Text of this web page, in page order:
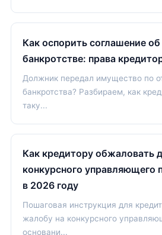
Как оспорить соглашение
банкротстве: права
Должник передал имущество по
банкротства? Разбираем, как
таку...
Как кредитору обжаловать
конкурсного управляющего
в 2026 году
Пошаговая инструкция для
жалобу на конкурсного
основани...